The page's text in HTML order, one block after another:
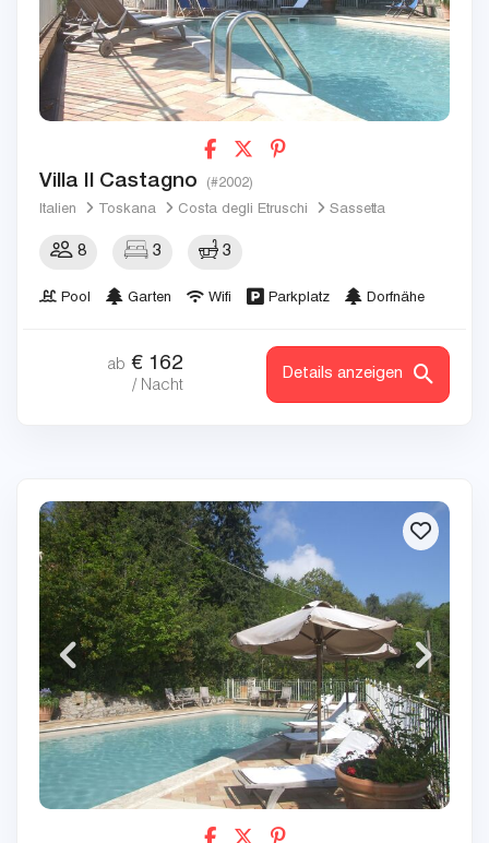
Villa Il Castagno (#2002)
Italien Toskana Costa degli Etruschi Sassetta
8 3 3
Pool Garten Wifi Parkplatz Dorfnähe
ab € 162
/ Nacht
Details anzeigen